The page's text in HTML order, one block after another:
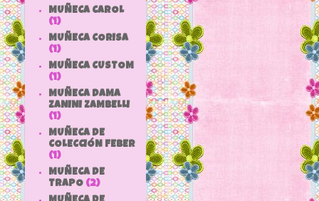
MUÑECA CAROL
(1)
MUÑECA CORISA
(1)
MUÑECA CUSTOM
(1)
MUÑECA DAMA
ZANINI ZAMBELLI
(1)
MUÑECA DE
COLECCIÓN FEBER
(1)
MUÑECA DE
TRAPO (2)